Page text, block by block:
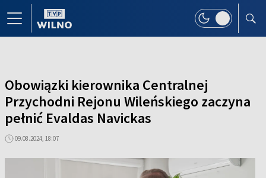
Obowiązki kierownika Centralnej
Przychodni Rejonu Wileńskiego zaczyna
pełnić Evaldas Navickas
09.08.2024, 18:07